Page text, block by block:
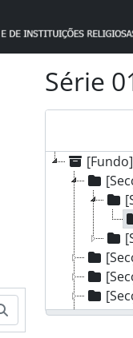
Pesquisar
Série